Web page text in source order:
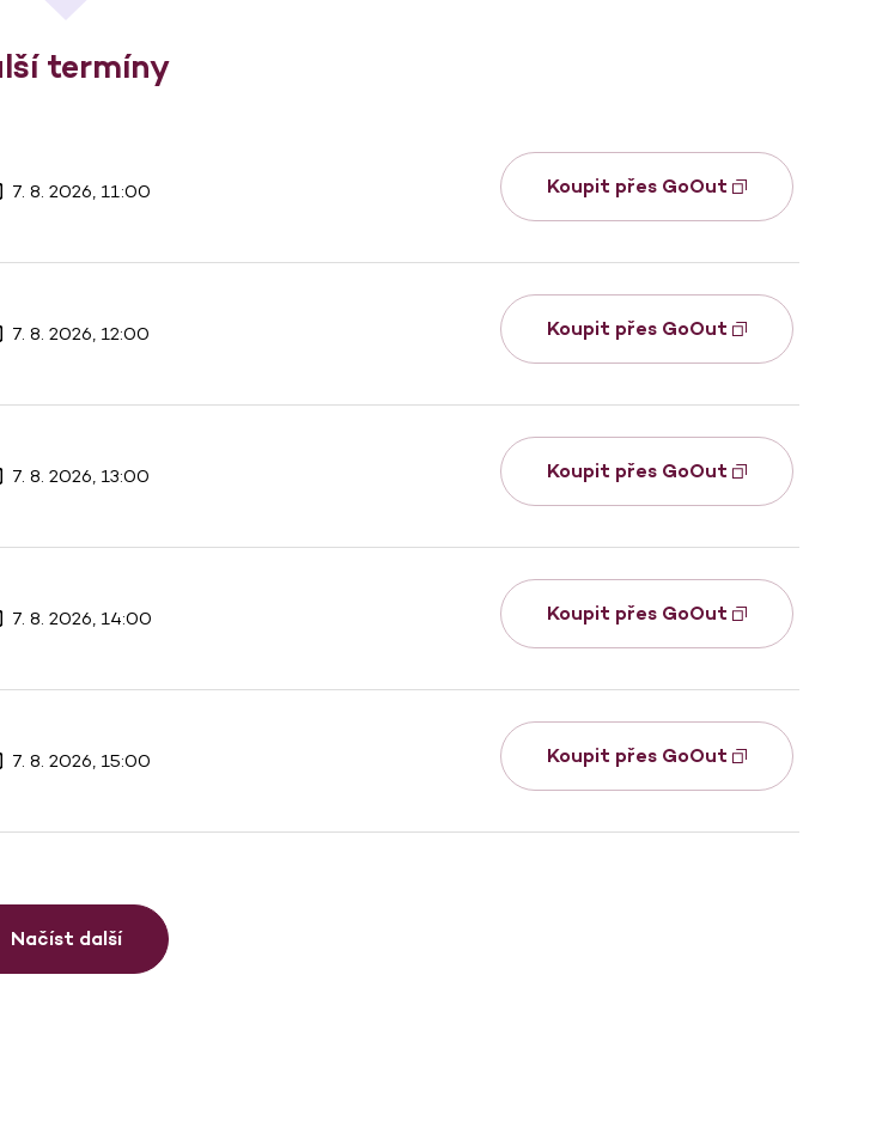
termíny
7. 8. 2026, 11:00 Koupit přes GoOut
7. 8. 2026, 12:00 Koupit přes GoOut
7. 8. 2026, 13:00 Koupit přes GoOut
7. 8. 2026, 14:00 Koupit přes GoOut
7. 8. 2026, 15:00 Koupit přes GoOut
Načíst další